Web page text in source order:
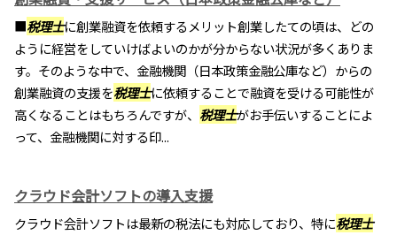
■税理士に創業融資を依頼するメリット創業したての頃は、どの
ように経営をしていけばよいのかが分からない状況が多くありま
す。そのような中で、金融機関（日本政策金融公庫など）からの
創業融資の支援を税理士に依頼することで融資を受ける可能性が
高くなることはもちろんですが、 税理士がお手伝いすることによ
って、金融機関に対する印...
クラウド会計ソフトの導入支援
クラウド会計ソフトは最新の税法にも対応しており、特に税理士